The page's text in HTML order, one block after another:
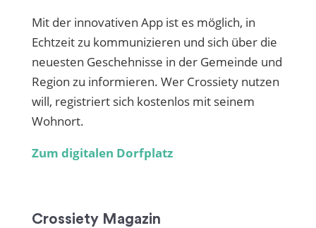
Mit der innovativen App ist es möglich, in
Echtzeit zu kommunizieren und sich über die
neuesten Geschehnisse in der Gemeinde und
Region zu informieren. Wer Crossiety nutzen
will, registriert sich kostenlos mit seinem
Wohnort.
Zum digitalen Dorfplatz
Crossiety Magazin